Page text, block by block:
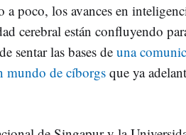
poco, los avances en
cerebral están confluyendo
sentar las bases de una
mundo de cíborgs que ya